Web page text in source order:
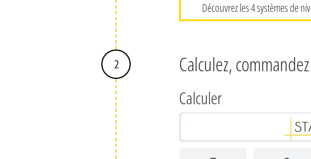
Découvrez les 4 systèmes de
2 Calculez,
Calculer